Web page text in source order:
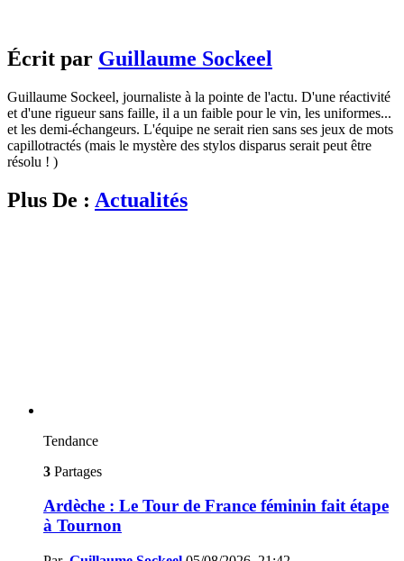
Écrit par Guillaume Sockeel
Guillaume Sockeel, journaliste à la pointe de l'actu. D'une réactivité
et d'une rigueur sans faille, il a un faible pour le vin, les uniformes...
et les demi-échangeurs. L'équipe ne serait rien sans ses jeux de mots
capillotractés (mais le mystère des stylos disparus serait peut être
résolu ! )
Plus De : Actualités
Tendance
3 Partages
Ardèche : Le Tour de France féminin fait étape
à Tournon